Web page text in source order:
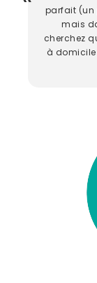
parfait (un
mais
cherchez
à domicile